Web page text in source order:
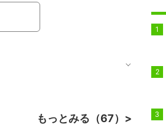
もっとみる（67）